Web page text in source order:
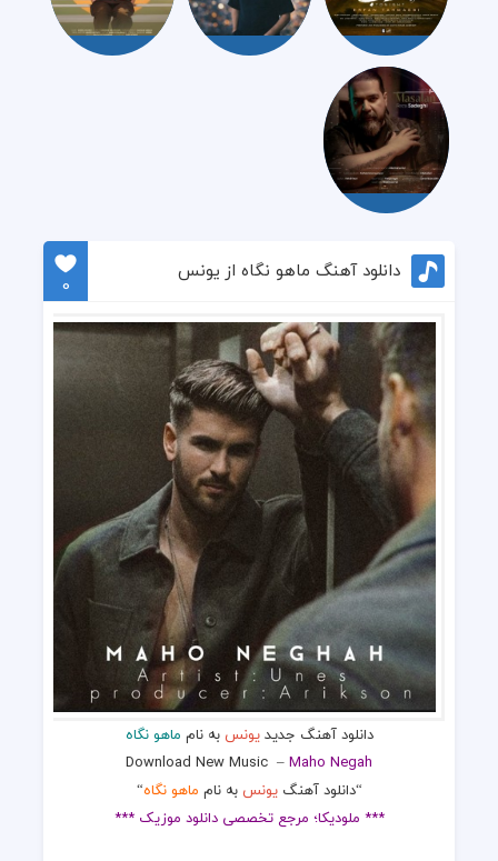
دانلود آهنگ ماهو نگاه از یونس
0
دانلود آهنگ جدیدیونس به نام ماهو نگاه
Download New Music –Maho Negah
“دانلود آهنگ یونس به نام ماهو نگاه“
*** ملودیکا؛ مرجع تخصصی دانلود موزیک ***